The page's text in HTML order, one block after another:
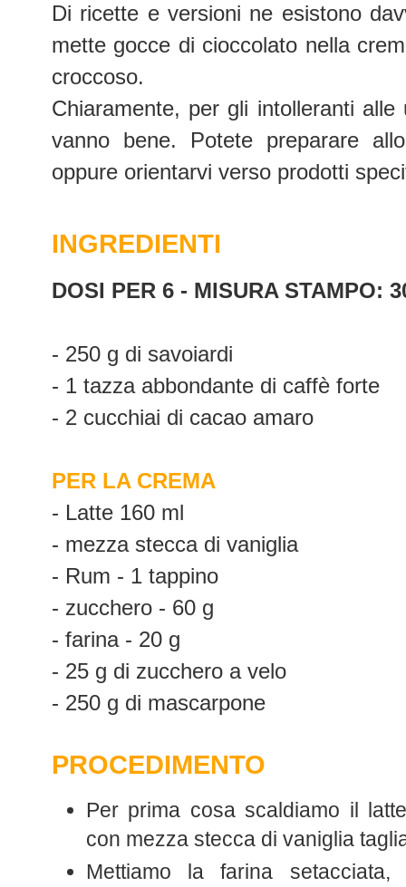
Di ricette e versioni ne esistono
mette gocce di cioccolato nella
croccoso.
Chiaramente, per gli intolleranti
vanno bene. Potete preparare
oppure orientarvi verso prodotti
INGREDIENTI
DOSI PER 6 - MISURA STAMPO:
- 250 g di savoiardi
- 1 tazza abbondante di caffè forte
- 2 cucchiai di cacao amaro
PER LA CREMA
- Latte 160 ml
- mezza stecca di vaniglia
- Rum - 1 tappino
- zucchero - 60 g
- farina - 20 g
- 25 g di zucchero a velo
- 250 g di mascarpone
PROCEDIMENTO
Per prima cosa scaldiamo il
con mezza stecca di vaniglia
Mettiamo la farina